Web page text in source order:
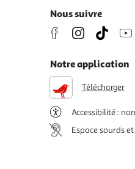
Nous suivre
Notre application
Télécharger
Accessibilité :
Espace sourds